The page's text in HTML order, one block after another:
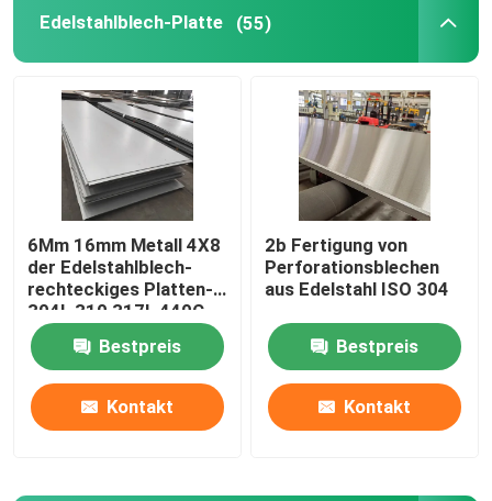
Edelstahlblech-Platte (55)
6Mm 16mm Metall 4X8
der Edelstahlblech-
rechteckiges Platten-
304L 310 317L 440C
Bestpreis
Kontakt
2b Fertigung von
Perforationsblechen
aus Edelstahl ISO 304
Bestpreis
Kontakt